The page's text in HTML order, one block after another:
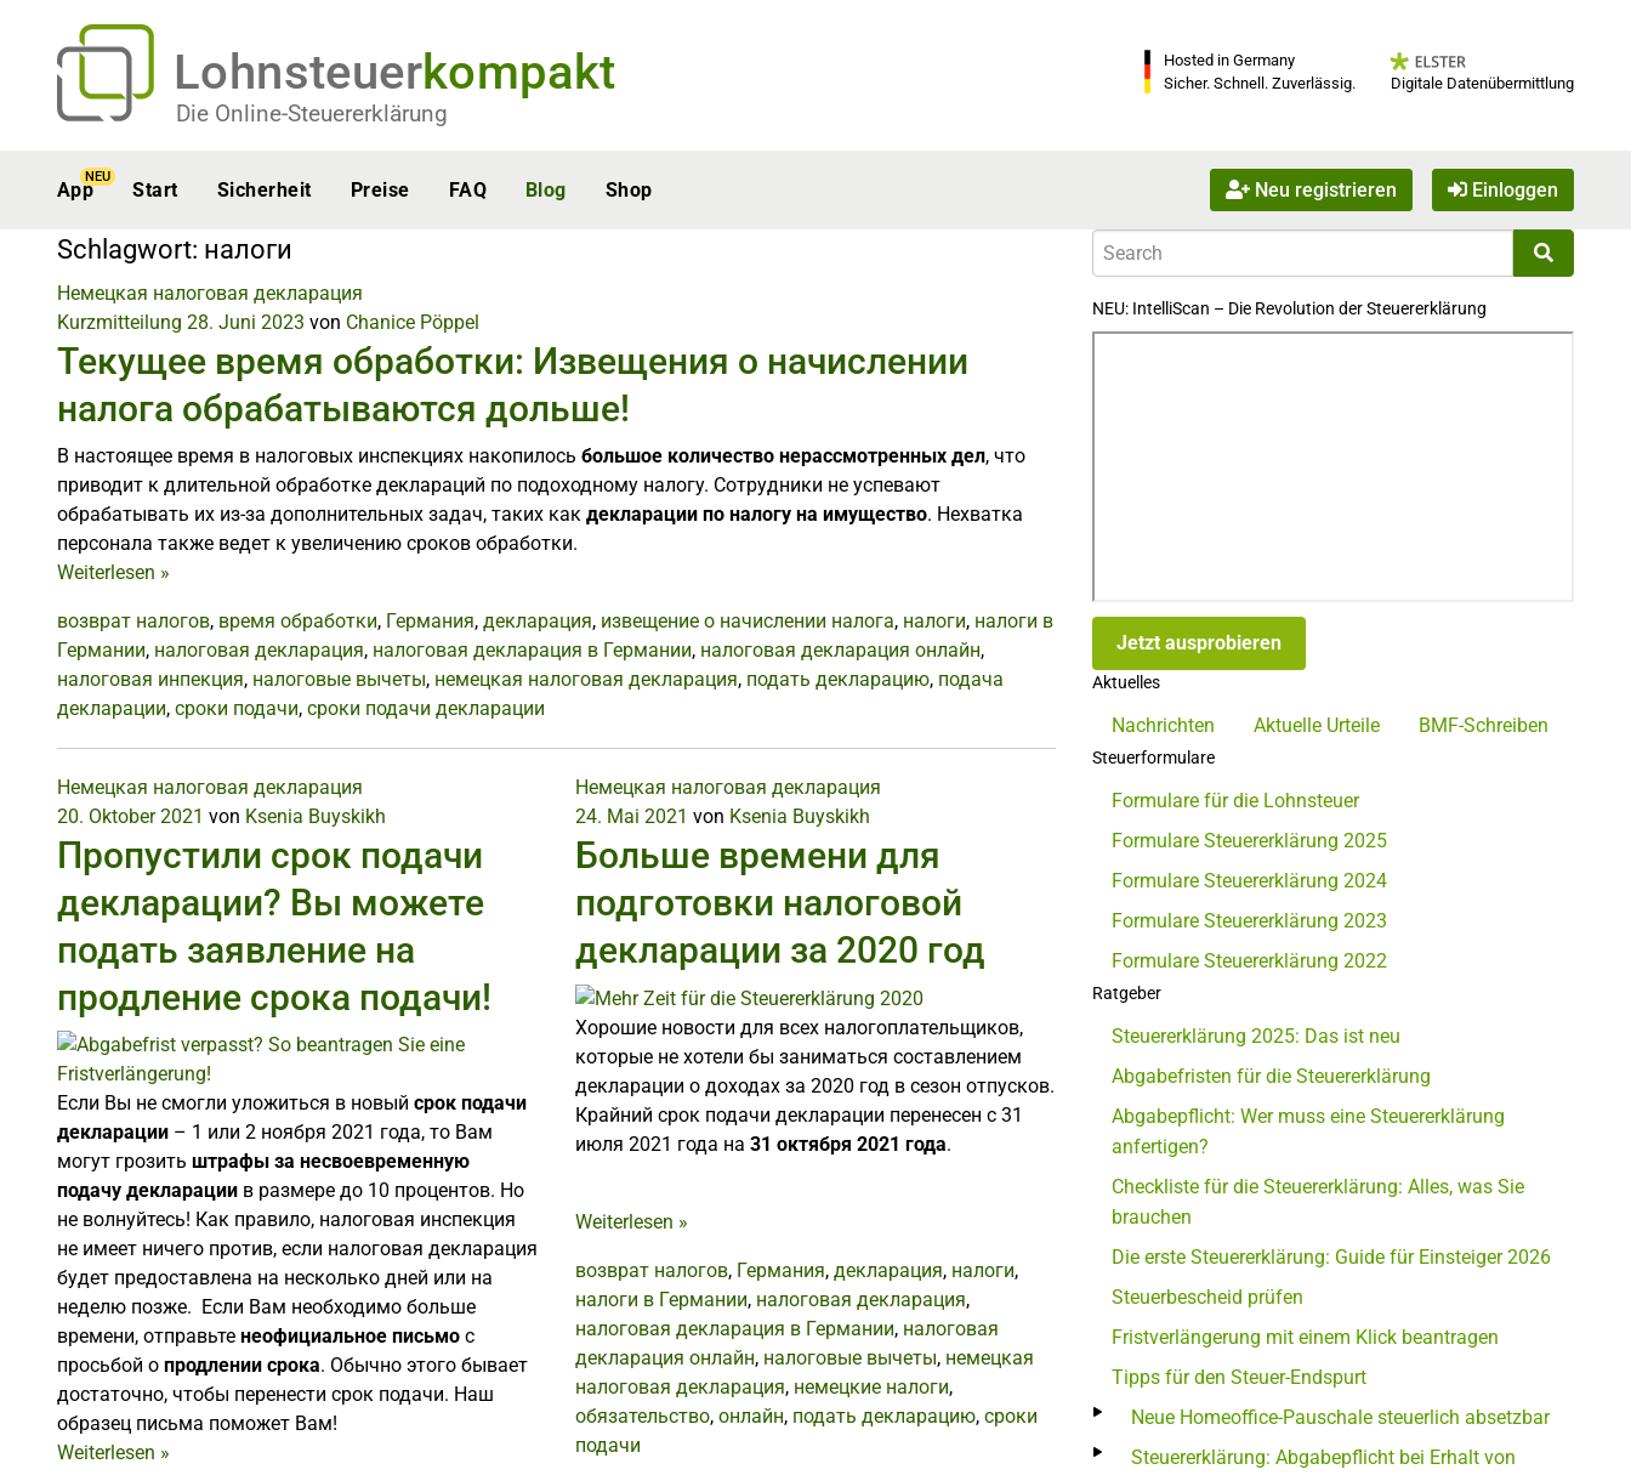
Lohnsteuerkompakt
Die Online-Steuererklärung
Hosted in Germany
Sicher. Schnell. Zuverlässig.
Digitale Datenübermittlung
App
NEU
Start Sicherheit Preise FAQ Blog Shop Neu registrieren Einloggen
Schlagwort: налоги
Немецкая налоговая декларация
Kurzmitteilung 28. Juni 2023 von Chanice Pöppel
Текущее время обработки: Извещения о начислении
налога обрабатываются дольше!
В настоящее время в налоговых инспекциях накопилось большое количество нерассмотренных дел, что
приводит к длительной обработке деклараций по подоходному налогу. Сотрудники не успевают
обрабатывать их из-за дополнительных задач, таких как декларации по налогу на имущество. Нехватка
персонала также ведет к увеличению сроков обработки.
Weiterlesen »
возврат налогов, время обработки, Германия, декларация, извещение о начислении налога, налоги, налоги в
Германии, налоговая декларация, налоговая декларация в Германии, налоговая декларация онлайн,
налоговая инпекция, налоговые вычеты, немецкая налоговая декларация, подать декларацию, подача
декларации, сроки подачи, сроки подачи декларации
Немецкая налоговая декларация
20. Oktober 2021 von Ksenia Buyskikh
Пропустили срок подачи
декларации? Вы можете
подать заявление на
продление срока подачи!
Если Вы не смогли уложиться в новый срок подачи
декларации – 1 или 2 ноября 2021 года, то Вам
могут грозить штрафы за несвоевременную
подачу декларации в размере до 10 процентов. Но
не волнуйтесь! Как правило, налоговая инспекция
не имеет ничего против, если налоговая декларация
будет предоставлена на несколько дней или на
неделю позже. Если Вам необходимо больше
времени, отправьте неофициальное письмо с
просьбой о продлении срока. Обычно этого бывает
достаточно, чтобы перенести срок подачи. Наш
образец письма поможет Вам!
Weiterlesen »
Немецкая налоговая декларация
24. Mai 2021 von Ksenia Buyskikh
Больше времени для
подготовки налоговой
декларации за 2020 год
Хорошие новости для всех налогоплательщиков,
которые не хотели бы заниматься составлением
декларации о доходах за 2020 год в сезон отпусков.
Крайний срок подачи декларации перенесен с 31
июля 2021 года на 31 октября 2021 года.
Weiterlesen »
возврат налогов, Германия, декларация, налоги,
налоги в Германии, налоговая декларация,
налоговая декларация в Германии, налоговая
декларация онлайн, налоговые вычеты, немецкая
налоговая декларация, немецкие налоги,
обязательство, онлайн, подать декларацию, сроки
подачи
NEU: IntelliScan – Die Revolution der Steuererklärung
Jetzt ausprobieren
Aktuelles
Nachrichten Aktuelle Urteile BMF-Schreiben
Steuerformulare
Formulare für die Lohnsteuer
Formulare Steuererklärung 2025
Formulare Steuererklärung 2024
Formulare Steuererklärung 2023
Formulare Steuererklärung 2022
Ratgeber
Steuererklärung 2025: Das ist neu
Abgabefristen für die Steuererklärung
Abgabepflicht: Wer muss eine Steuererklärung
anfertigen?
Checkliste für die Steuererklärung: Alles, was Sie
brauchen
Die erste Steuererklärung: Guide für Einsteiger 2026
Steuerbescheid prüfen
Fristverlängerung mit einem Klick beantragen
Tipps für den Steuer-Endspurt
Neue Homeoffice-Pauschale steuerlich absetzbar
Steuererklärung: Abgabepflicht bei Erhalt von